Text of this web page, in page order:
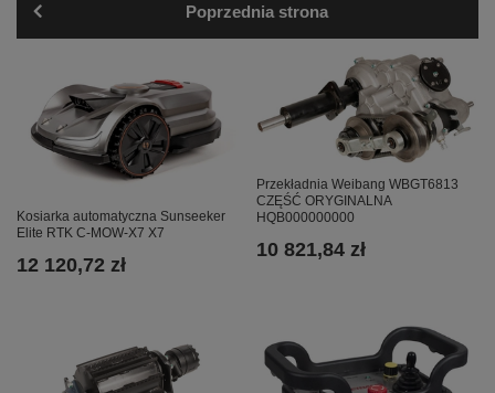
Poprzednia strona
Kosiarka automatyczna Sunseeker
Elite RTK C-MOW-X7 X7
12 120,72 zł
Przekładnia Weibang WBGT6813
CZĘŚĆ ORYGINALNA
HQB000000000
10 821,84 zł